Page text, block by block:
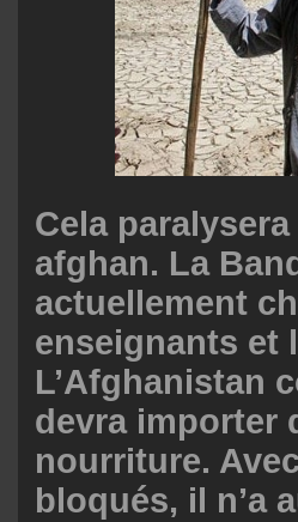
Cela
afghan. La
actuellement
enseignants et
L’Afghanistan
devra importer
nourriture.
bloqués, il n’a